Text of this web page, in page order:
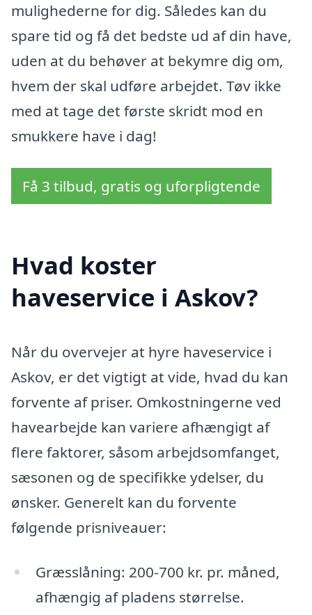
mulighederne for dig. Således kan du
spare tid og få det bedste ud af din have,
uden at du behøver at bekymre dig om,
hvem der skal udføre arbejdet. Tøv ikke
med at tage det første skridt mod en
smukkere have i dag!
Få 3 tilbud, gratis og uforpligtende
Hvad koster
haveservice i Askov?
Når du overvejer at hyre haveservice i
Askov, er det vigtigt at vide, hvad du kan
forvente af priser. Omkostningerne ved
havearbejde kan variere afhængigt af
flere faktorer, såsom arbejdsomfanget,
sæsonen og de specifikke ydelser, du
ønsker. Generelt kan du forvente
følgende prisniveauer:
Græsslåning: 200-700 kr. pr. måned,
afhængig af pladens størrelse.